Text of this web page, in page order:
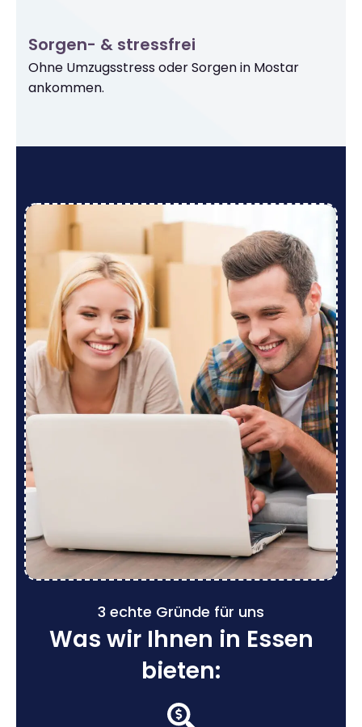
Sorgen- & stressfrei
Ohne Umzugsstress oder Sorgen in Mostar
ankommen.
3 echte Gründe für uns
Was wir Ihnen in Essen
bieten: